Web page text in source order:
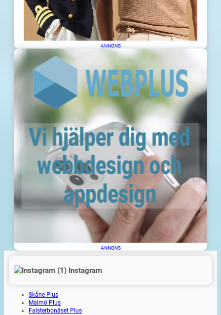
ANNONS
ANNONS
Instagram
Skåne Plus
Malmö Plus
Falsterbonäset Plus